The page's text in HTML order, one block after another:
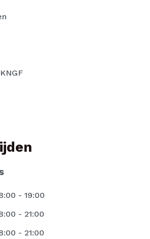
- 19:00
- 21:00
- 21:00